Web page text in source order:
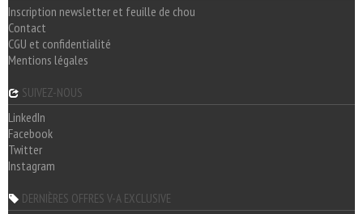
Inscription newsletter et feuille de chou
Contact
CGU et confidentialité
Mentions légales
SUIVEZ-NOUS
LinkedIn
Facebook
Twitter
Instagram
DERNIÈRES OFFRES V-A EXCLUSIVE